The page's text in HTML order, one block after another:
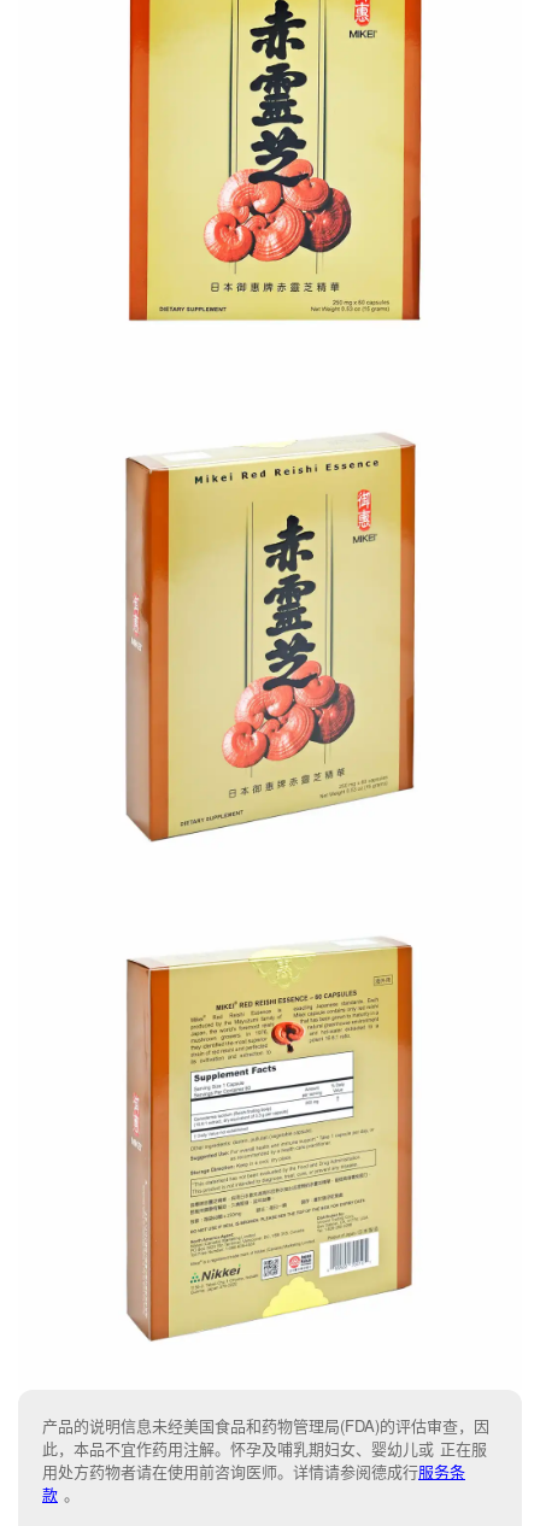
产品的说明信息未经美国食品和药物管理局(FDA)的评估审查，因
此，本品不宜作药用注解。怀孕及哺乳期妇女、婴幼儿或 正在服
用处方药物者请在使用前咨询医师。详情请参阅德成行服务条
款 。